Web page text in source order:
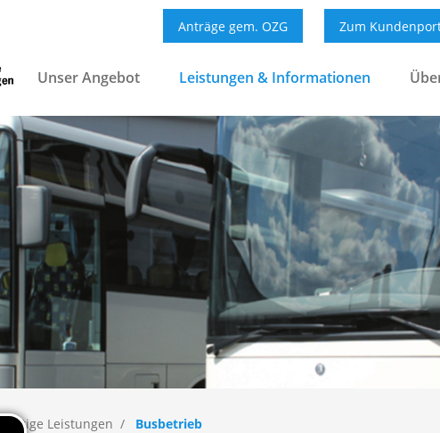
Anträge gem. OZG Zum
Unser Angebot Leistungen & Informationen
Sonstige Leistungen Busbetrieb